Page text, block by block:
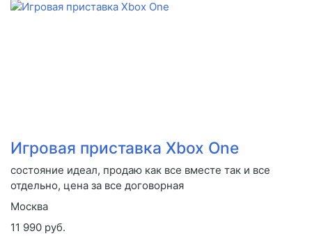
Игровая приставка Xbox One
состояние идеал, продаю как все вместе так и все
отдельно, цена за все договорная
Москва
11 990 руб.